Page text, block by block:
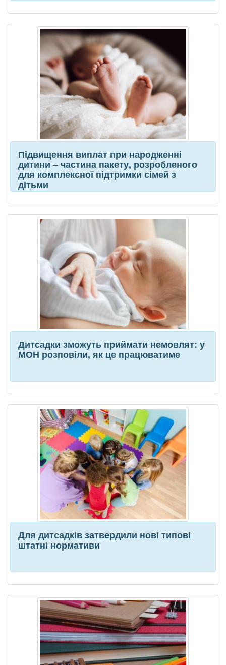
Підвищення виплат при народженні
дитини – частина пакету, розробленого
для комплексної підтримки сімей з
дітьми
Дитсадки зможуть приймати немовлят: у
МОН розповіли, як це працюватиме
Для дитсадків затвердили нові типові
штатні нормативи